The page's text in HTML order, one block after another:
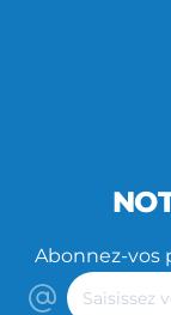
Abonnez-vos
Saisissez
votre